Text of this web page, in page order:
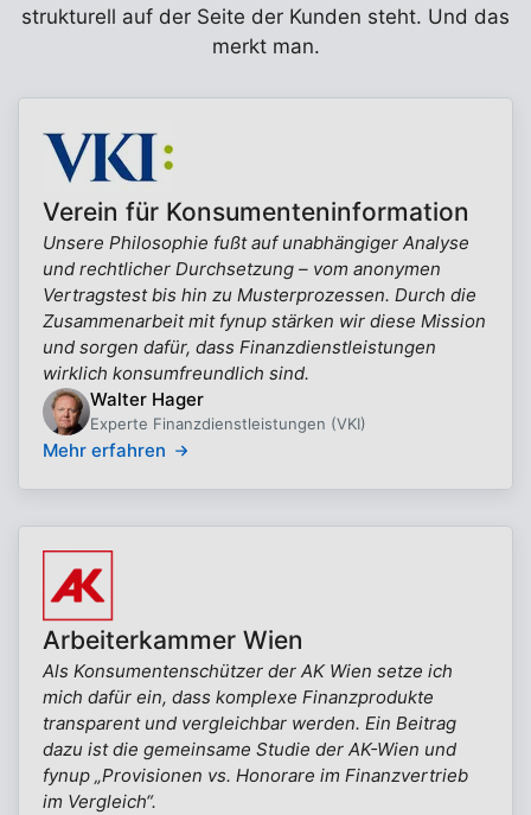
strukturell auf der Seite der Kunden steht. Und das
merkt man.
Verein für Konsumenteninformation
Unsere Philosophie fußt auf unabhängiger Analyse
und rechtlicher Durchsetzung – vom anonymen
Vertragstest bis hin zu Musterprozessen. Durch die
Zusammenarbeit mit fynup stärken wir diese Mission
und sorgen dafür, dass Finanzdienstleistungen
wirklich konsumfreundlich sind.
Walter Hager
Experte Finanzdienstleistungen (VKI)
Mehr erfahren
Arbeiterkammer Wien
Als Konsumentenschützer der AK Wien setze ich
mich dafür ein, dass komplexe Finanzprodukte
transparent und vergleichbar werden. Ein Beitrag
dazu ist die gemeinsame Studie der AK-Wien und
fynup „Provisionen vs. Honorare im Finanzvertrieb
im Vergleich“.